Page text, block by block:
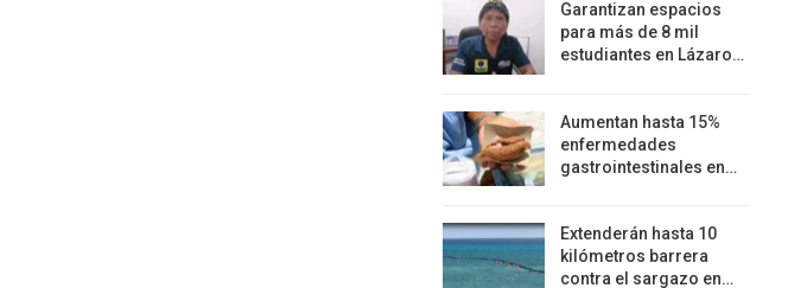
Garantizan espacios
para más de 8 mil
estudiantes en Lázaro…
Aumentan hasta 15%
enfermedades
gastrointestinales en…
Extenderán hasta 10
kilómetros barrera
contra el sargazo en…